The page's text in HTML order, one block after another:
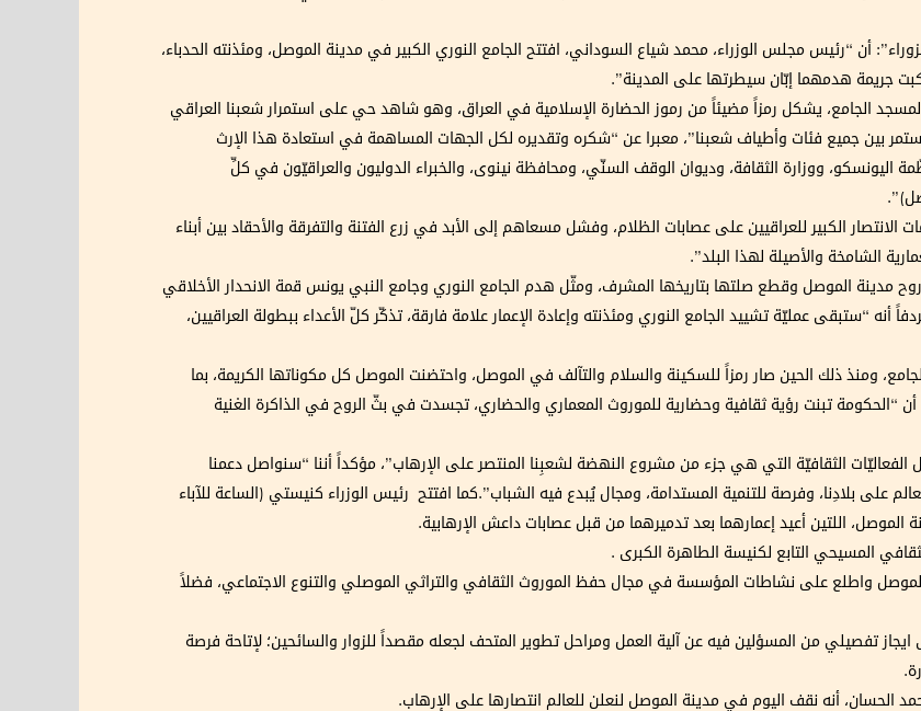
أن “رئيس مجلس الوزراء، محمد شياع السوداني، افتتح الجامع النوري الكبير في مدينة الموصل، ومئذنته الحدباء،
جريمة هدمهما إبّان سيطرتها على المدينة”.
الجامع، يشكل رمزاً مضيئاً من رموز الحضارة الإسلامية في العراق، وهو شاهد حي على استمرار شعبنا العراقي
بين جميع فئات وأطياف شعبنا”، معبرا عن “شكره وتقديره لكل الجهات المساهمة في استعادة هذا الإرث
اليونسكو، ووزارة الثقافة، وديوان الوقف السنّي، ومحافظة نينوى، والخبراء الدوليون والعراقيّون في كلِّ
الانتصار الكبير للعراقيين على عصابات الظلام، وفشل مسعاهم إلى الأبد في زرع الفتنة والتفرقة والأحقاد بين أبناء
الشامخة والأصيلة لهذا البلد”.
روح مدينة الموصل وقطع صلتها بتاريخها المشرف، ومثّل هدم الجامع النوري وجامع النبي يونس قمة الانحدار الأخلاقي
أنه “ستبقى عمليّة تشييد الجامع النوري ومئذنته وإعادة الإعمار علامة فارقة، تذكّر كلّ الأعداء ببطولة العراقيين،
هذا المسجد الجامع، ومنذ ذلك الحين صار رمزاً للسكينة والسلام والتآلف في الموصل، واحتضنت الموصل كل مكوناتها الكريمة، بما
“الحكومة تبنت رؤية ثقافية وحضارية للموروث المعماري والحضاري، تجسدت في بثّ الروح في الذاكرة الغنية
الفعاليّات الثقافيّة التي هي جزء من مشروع النهضة لشعبِنا المنتصر على الإرهاب”، مؤكداً أننا “سنواصل دعمنا
على بلادِنا، وفرصة للتنمية المستدامة، ومجال يُبدع فيه الشباب”.كما افتتح رئيس الوزراء كنيستي (الساعة للآباء
الموصل، اللتين أعيد إعمارهما بعد تدميرهما من قبل عصابات داعش الإرهابية.
المسيحي التابع لكنيسة الطاهرة الكبرى .
واطلع على نشاطات المؤسسة في مجال حفظ الموروث الثقافي والتراثي الموصلي والتنوع الاجتماعي، فضلاً
تفصيلي من المسؤلين فيه عن آلية العمل ومراحل تطوير المتحف لجعله مقصداً للزوار والسائحين؛ لإتاحة فرصة
الحسان، أنه نقف اليوم في مدينة الموصل لنعلن للعالم انتصارها على الإرهاب.